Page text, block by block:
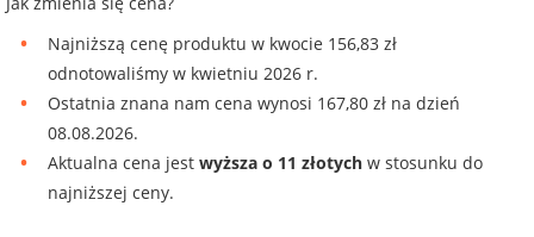
Najniższą cenę produktu w kwocie 156,83 zł
odnotowaliśmy w kwietniu 2026 r.
Ostatnia znana nam cena wynosi 167,80 zł na dzień
08.08.2026.
Aktualna cena jest wyższa o 11 złotych w stosunku do
najniższej ceny.